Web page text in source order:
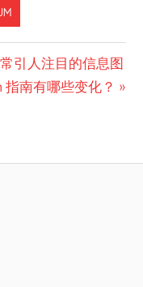
引人注目的信息图
指南有哪些变化？